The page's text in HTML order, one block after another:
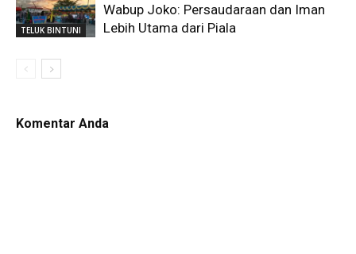
TELUK BINTUNI
Wabup Joko: Persaudaraan dan Iman
Lebih Utama dari Piala
Komentar Anda